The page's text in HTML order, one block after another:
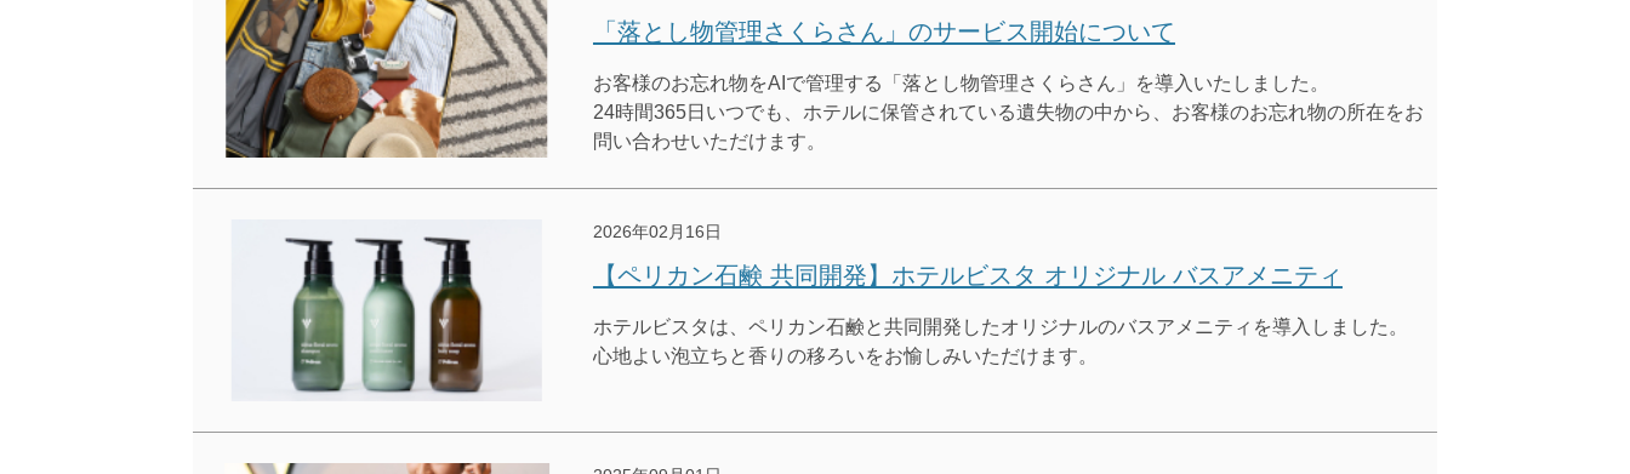
「落とし物管理さくらさん」のサービス開始について
お客様のお忘れ物をAIで管理する「落とし物管理さくらさん」を導入いたしました。
24時間365日いつでも、ホテルに保管されている遺失物の中から、お客様のお忘れ物の所在をお
問い合わせいただけます。
2026年02月16日
【ペリカン石鹸 共同開発】ホテルビスタ オリジナル バスアメニティ
ホテルビスタは、ペリカン石鹸と共同開発したオリジナルのバスアメニティを導入しました。
心地よい泡立ちと香りの移ろいをお愉しみいただけます。